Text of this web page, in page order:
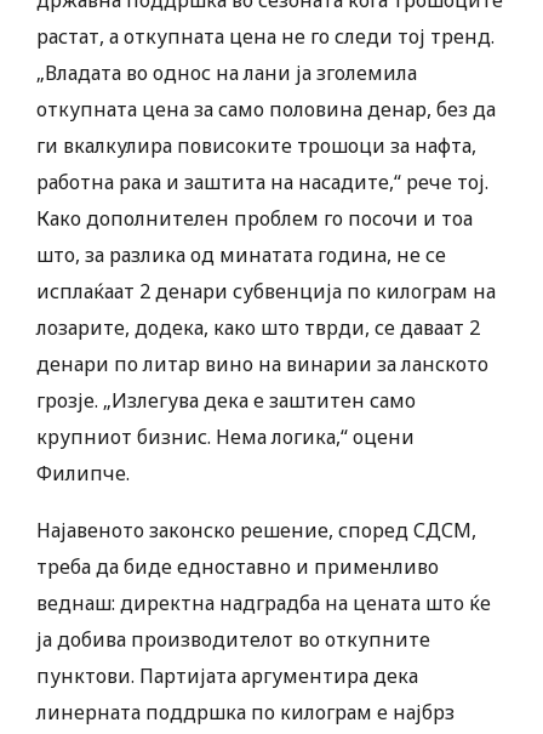
растат, а откупната цена не го следи тој тренд.
„Владата во однос на лани ја зголемила
откупната цена за само половина денар, без да
ги вкалкулира повисоките трошоци за нафта,
работна рака и заштита на насадите,“ рече тој.
Како дополнителен проблем го посочи и тоа
што, за разлика од минатата година, не се
исплаќаат 2 денари субвенција по килограм на
лозарите, додека, како што тврди, се даваат 2
денари по литар вино на винарии за ланското
грозје. „Излегува дека е заштитен само
крупниот бизнис. Нема логика,“ оцени
Филипче.
Најавеното законско решение, според СДСМ,
треба да биде едноставно и применливо
веднаш: директна надградба на цената што ќе
ја добива производителот во откупните
пунктови. Партијата аргументира дека
линерната поддршка по килограм е најбрз